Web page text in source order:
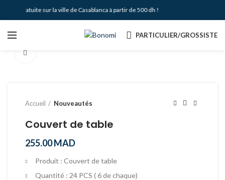
Gratuite sur la ville de Casablanca à partir de 500 dh !
PARTICULIER/GROSSISTE
Accueil Nouveautés
Couvert de table
255.00MAD
Produit : Couvert de table
Quantité : 24 PCS ( 6 de chaque)